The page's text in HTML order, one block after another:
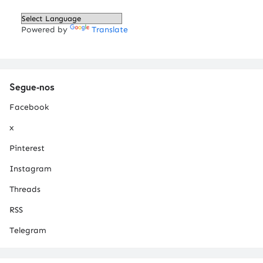
Powered by Translate
Segue-nos
Facebook
x
Pinterest
Instagram
Threads
RSS
Telegram